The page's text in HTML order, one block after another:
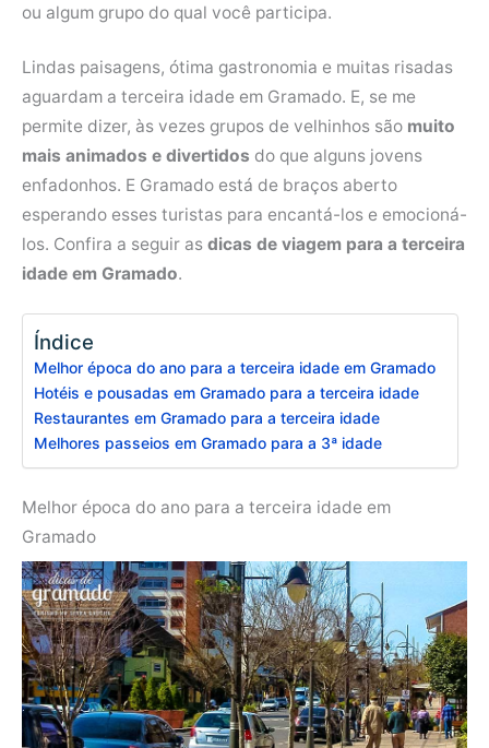
ou algum grupo do qual você participa.
Lindas paisagens, ótima gastronomia e muitas risadas
aguardam a terceira idade em Gramado. E, se me
permite dizer, às vezes grupos de velhinhos são muito
mais animados e divertidos do que alguns jovens
enfadonhos. E Gramado está de braços aberto
esperando esses turistas para encantá-los e emocioná-
los. Confira a seguir as dicas de viagem para a terceira
idade em Gramado.
Índice
Melhor época do ano para a terceira idade em Gramado
Hotéis e pousadas em Gramado para a terceira idade
Restaurantes em Gramado para a terceira idade
Melhores passeios em Gramado para a 3ª idade
Melhor época do ano para a terceira idade em
Gramado